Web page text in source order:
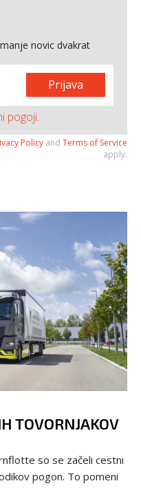
novic dvakrat
Prijava
pogoji.
Policy and Terms of Service
apply.
TOVORNJAKOV
so se začeli cestni
pogon. To pomeni